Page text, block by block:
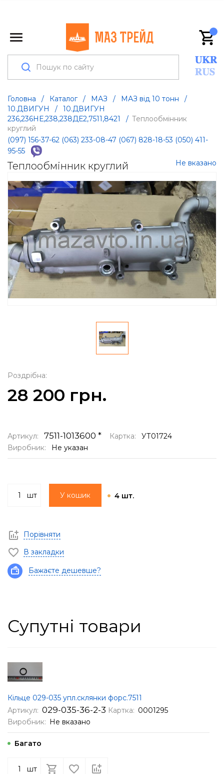
Головна / Каталог / МАЗ / МАЗ від 10 тонн
/
10.ДВИГУН
/
10.ДВИГУН
236,236НЕ,238,238ДЕ2,7511,8421
/ Теплообмінник
круглий
(097) 156-37-62 (063) 233-08-47 (067) 828-18-53 (050) 411-
95-55
Теплообмінник круглий Не вказано
Роздрібна:
28 200 грн.
Артикул: 7511-1013600 * Картка:
УТ01724
Виробник:
Не указан
шт У кошик 4 шт.
Порівняти
В закладки
Бажаєте дешевше?
Супутні товари
Кільце 029-035 упл.склянки форс.7511
Артикул: 029-035-36-2-3 Картка: 0001295
Виробник: Не вказано
Багато
шт